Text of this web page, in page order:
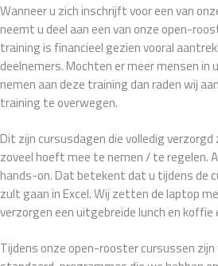
Wanneer u zich inschrijft voor een van
neemt u deel aan een van onze open-
training is financieel gezien vooral
deelnemers. Mochten er meer mensen in
nemen aan deze training dan raden wij
training te overwegen.
Dit zijn cursusdagen die volledig verzorgd
zoveel hoeft mee te nemen / te regelen.
hands-on. Dat betekent dat u tijdens de
zult gaan in Excel. Wij zetten de laptop
verzorgen een uitgebreide lunch en koffie
Tijdens onze open-rooster cursussen zijn